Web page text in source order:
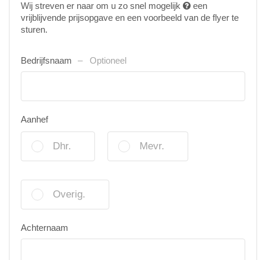
Wij streven er naar om u zo snel mogelijk
een
vrijblijvende prijsopgave en een voorbeeld van de flyer te
sturen.
Bedrijfsnaam Optioneel
Aanhef
Dhr. Mevr.
Overig.
Achternaam